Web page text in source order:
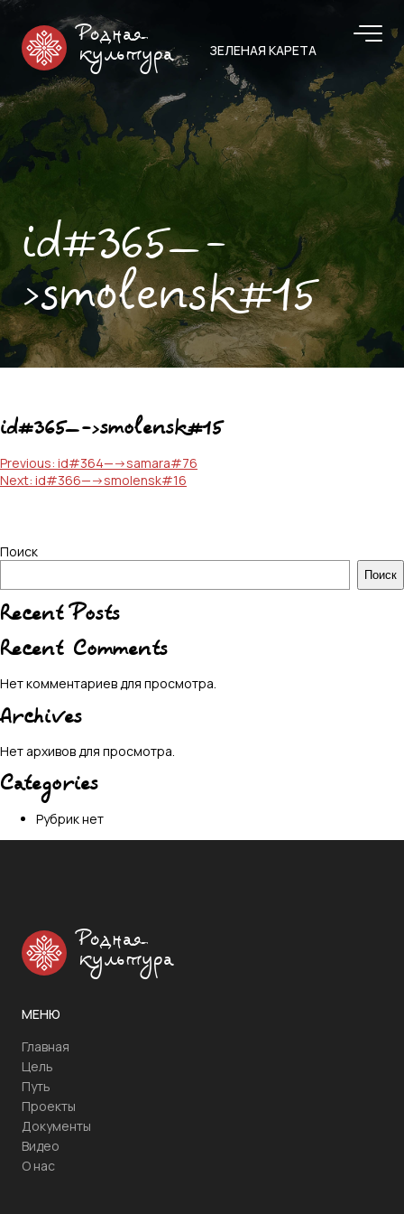
Родная
культура
ЗЕЛЕНАЯ КАРЕТА
id#365—-
>smolensk#15
id#365—->smolensk#15
Навигация
по
Previous: id#364—->samara#76
Next: id#366—->smolensk#16
Поиск
Поиск
Recent Posts
Recent Comments
Нет комментариев для просмотра.
Archives
Нет архивов для просмотра.
Categories
Рубрик нет
Родная
культура
МЕНЮ
Главная
Цель
Путь
Проекты
Документы
Видео
О нас